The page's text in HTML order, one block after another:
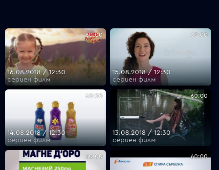
VOYO
60:00
16.08.2018 / 12:30
сериен филм
60:00
15.08.2018 / 12:30
сериен филм
60:00
14.08.2018 / 12:30
сериен филм
60:00
13.08.2018 / 12:30
сериен филм
60:00 60:00